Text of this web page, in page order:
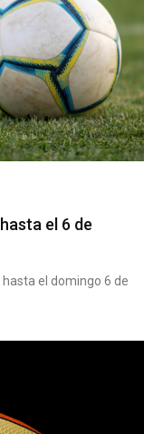
el 6 de
el domingo 6 de